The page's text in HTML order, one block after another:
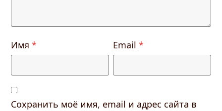
Имя* Email*
Сохранить моё имя, email и адрес сайта в